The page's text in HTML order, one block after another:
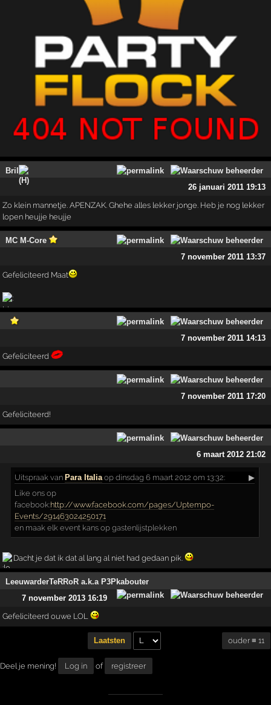
Bril
26 januari 2011 19:13
Zo klein mannetje. APENZAK. Ghehe alles lekker jonge. Heb je nog lekker
lopen heujje heujje
MC M-Core
7 november 2011 13:37
Gefeliciteerd Maat
7 november 2011 14:13
Gefeliciteerd
7 november 2011 17:20
Gefeliciteerd!
6 maart 2012 21:02
Uitspraak vanPara Italia op dinsdag 6 maart 2012 om 13:32:
▶
Like ons op
facebook:http://www.facebook.com/pages/Uptempo-
Events/291463024250171
en maak elk event kans op gastenlijstplekken
Dacht je dat ik dat al lang al niet had gedaan pik.
LeeuwarderTeRRoR a.k.a P3Pkabouter
7 november 2013 16:19
Gefeliciteerd ouwe LOL
Laatsten ouder ≡ 11
Deel je mening! Log in of registreer